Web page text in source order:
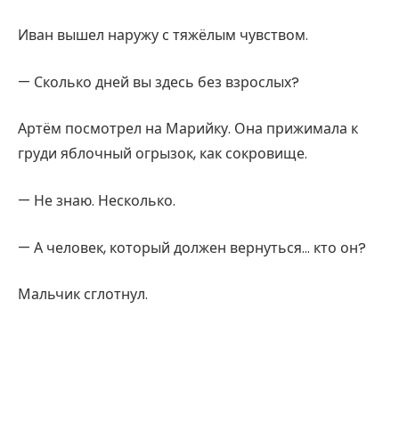
Иван вышел наружу с тяжёлым чувством.
— Сколько дней вы здесь без взрослых?
Артём посмотрел на Марийку. Она прижимала к
груди яблочный огрызок, как сокровище.
— Не знаю. Несколько.
— А человек, который должен вернуться… кто он?
Мальчик сглотнул.